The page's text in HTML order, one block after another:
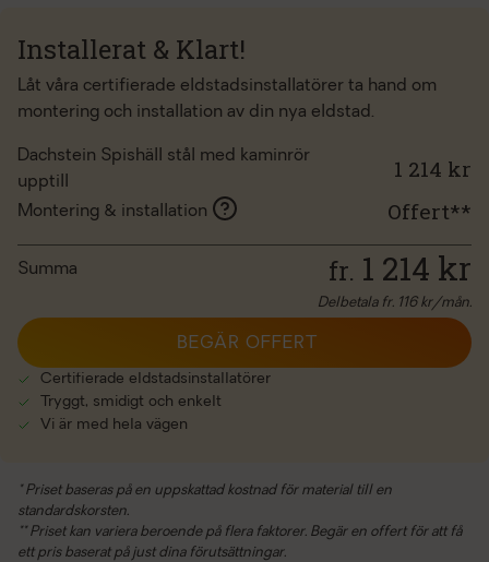
Installerat & Klart!
Låt våra certifierade eldstadsinstallatörer ta hand om
montering och installation av din nya eldstad.
Dachstein Spishäll stål med kaminrör
upptill
1 214 kr
Montering & installation Offert**
Summa fr. 1 214 kr
Delbetala fr. 116kr/mån.
Certifierade eldstadsinstallatörer
Tryggt, smidigt och enkelt
Vi är med hela vägen
BEGÄR OFFERT
* Priset baseras på en uppskattad kostnad för material till en
standardskorsten.
** Priset kan variera beroende på flera faktorer. Begär en offert för att få
ett pris baserat på just dina förutsättningar.